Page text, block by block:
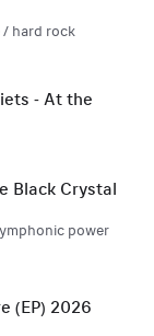
/ hard rock
- At the
Black Crystal
power
(EP) 2026